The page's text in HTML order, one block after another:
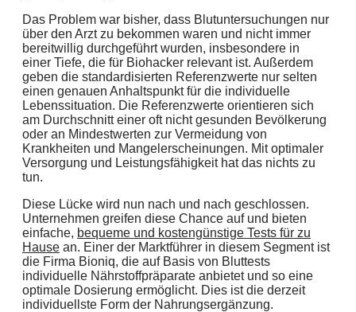
Das Problem war bisher, dass Blutuntersuchungen nur
über den Arzt zu bekommen waren und nicht immer
bereitwillig durchgeführt wurden, insbesondere in
einer Tiefe, die für Biohacker relevant ist. Außerdem
geben die standardisierten Referenzwerte nur selten
einen genauen Anhaltspunkt für die individuelle
Lebenssituation. Die Referenzwerte orientieren sich
am Durchschnitt einer oft nicht gesunden Bevölkerung
oder an Mindestwerten zur Vermeidung von
Krankheiten und Mangelerscheinungen. Mit optimaler
Versorgung und Leistungsfähigkeit hat das nichts zu
tun.
Diese Lücke wird nun nach und nach geschlossen.
Unternehmen greifen diese Chance auf und bieten
einfache, bequeme und kostengünstige Tests für zu
Hause an. Einer der Marktführer in diesem Segment ist
die Firma Bioniq, die auf Basis von Bluttests
individuelle Nährstoffpräparate anbietet und so eine
optimale Dosierung ermöglicht. Dies ist die derzeit
individuellste Form der Nahrungsergänzung.